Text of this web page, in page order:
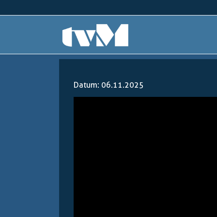
Datum: 06.11.2025